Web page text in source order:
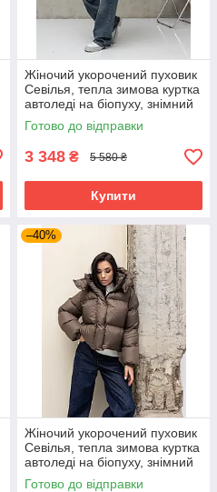
Жіночий укорочений пуховик
Севілья, тепла зимова куртка
автоледі на біопуху, знімний
капюшон 48–50 графіт
Готово до відправки
3 348 ₴ 5 580 ₴
Купити
–40%
Жіночий укорочений пуховик
Севілья, тепла зимова куртка
автоледі на біопуху, знімний
капюшон 40–50 шоколад
Готово до відправки